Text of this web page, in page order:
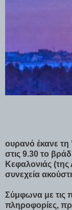
ουρανό έκανε
στις 9.30 το
Κεφαλονιάς (της
συνεχεία
Σύμφωνα με τις
πληροφορίες,